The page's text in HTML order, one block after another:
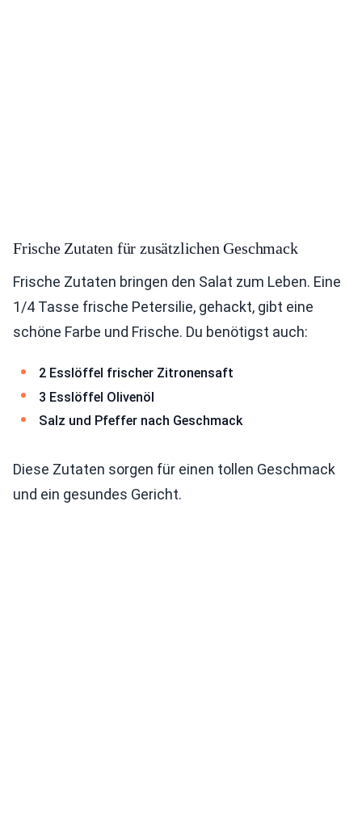
Frische Zutaten für zusätzlichen Geschmack
Frische Zutaten bringen den Salat zum Leben. Eine
1/4 Tasse frische Petersilie, gehackt, gibt eine
schöne Farbe und Frische. Du benötigst auch:
2 Esslöffel frischer Zitronensaft
3 Esslöffel Olivenöl
Salz und Pfeffer nach Geschmack
Diese Zutaten sorgen für einen tollen Geschmack
und ein gesundes Gericht.